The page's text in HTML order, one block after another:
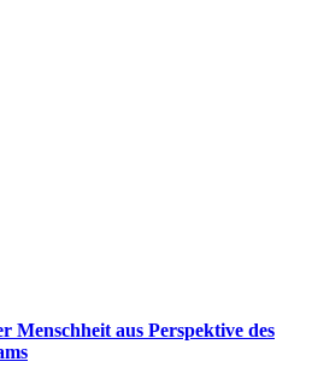
Menschheit aus Perspektive des